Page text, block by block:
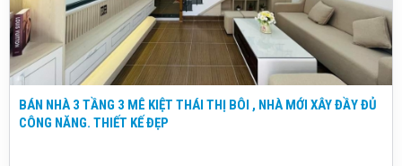
BÁN NHÀ 3 TẦNG 3 MÊ KIỆT THÁI THỊ BÔI , NHÀ MỚI XÂY ĐẦY ĐỦ
CÔNG NĂNG. THIẾT KẾ ĐẸP